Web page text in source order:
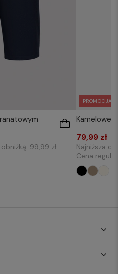
99,99 zł
PROMOCJA
Kamelowe
79,99 zł
Najniższa
Cena